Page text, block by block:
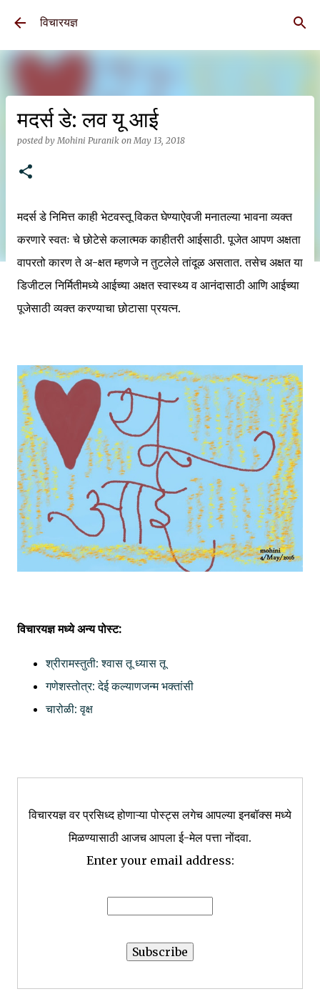
विचारयज्ञ
मदर्स डे: लव यू आई
posted byMohini Puranik onMay 13, 2018
मदर्स डे निमित्त काही भेटवस्तू विकत घेण्याऐवजी मनातल्या भावना व्यक्त
करणारे स्वतः चे छोटेसे कलात्मक काहीतरी आईसाठी. पूजेत आपण अक्षता
वापरतो कारण ते अ-क्षत म्हणजे न तुटलेले तांदूळ असतात. तसेच अक्षत या
डिजीटल निर्मितीमध्ये आईच्या अक्षत स्वास्थ्य व आनंदासाठी आणि आईच्या
पूजेसाठी व्यक्त करण्याचा छोटासा प्रयत्न.
विचारयज्ञ मध्ये अन्य पोस्ट:
श्रीरामस्तुती: श्वास तू ध्यास तू
गणेशस्तोत्र: देई कल्याणजन्म भक्तांसी
चारोळी: वृक्ष
विचारयज्ञ वर प्रसिध्द होणाऱ्या पोस्ट्स लगेच आपल्या इनबॉक्स मध्ये
मिळण्यासाठी आजच आपला ई-मेल पत्ता नोंदवा.
Enter your email address: